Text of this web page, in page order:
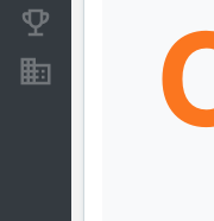
Nekretnine i